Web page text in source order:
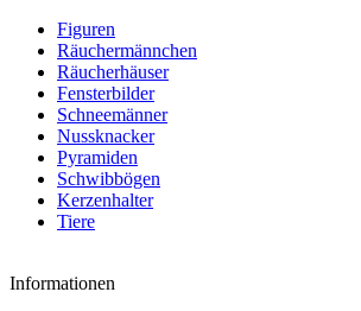
Figuren
Räuchermännchen
Räucherhäuser
Fensterbilder
Schneemänner
Nussknacker
Pyramiden
Schwibbögen
Kerzenhalter
Tiere
Informationen